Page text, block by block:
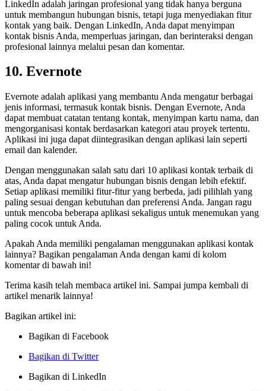
LinkedIn adalah jaringan profesional yang tidak hanya berguna
untuk membangun hubungan bisnis, tetapi juga menyediakan fitur
kontak yang baik. Dengan LinkedIn, Anda dapat menyimpan
kontak bisnis Anda, memperluas jaringan, dan berinteraksi dengan
profesional lainnya melalui pesan dan komentar.
10. Evernote
Evernote adalah aplikasi yang membantu Anda mengatur berbagai
jenis informasi, termasuk kontak bisnis. Dengan Evernote, Anda
dapat membuat catatan tentang kontak, menyimpan kartu nama, dan
mengorganisasi kontak berdasarkan kategori atau proyek tertentu.
Aplikasi ini juga dapat diintegrasikan dengan aplikasi lain seperti
email dan kalender.
Dengan menggunakan salah satu dari 10 aplikasi kontak terbaik di
atas, Anda dapat mengatur hubungan bisnis dengan lebih efektif.
Setiap aplikasi memiliki fitur-fitur yang berbeda, jadi pilihlah yang
paling sesuai dengan kebutuhan dan preferensi Anda. Jangan ragu
untuk mencoba beberapa aplikasi sekaligus untuk menemukan yang
paling cocok untuk Anda.
Apakah Anda memiliki pengalaman menggunakan aplikasi kontak
lainnya? Bagikan pengalaman Anda dengan kami di kolom
komentar di bawah ini!
Terima kasih telah membaca artikel ini. Sampai jumpa kembali di
artikel menarik lainnya!
Bagikan artikel ini:
Bagikan di Facebook
Bagikan di Twitter
Bagikan di LinkedIn